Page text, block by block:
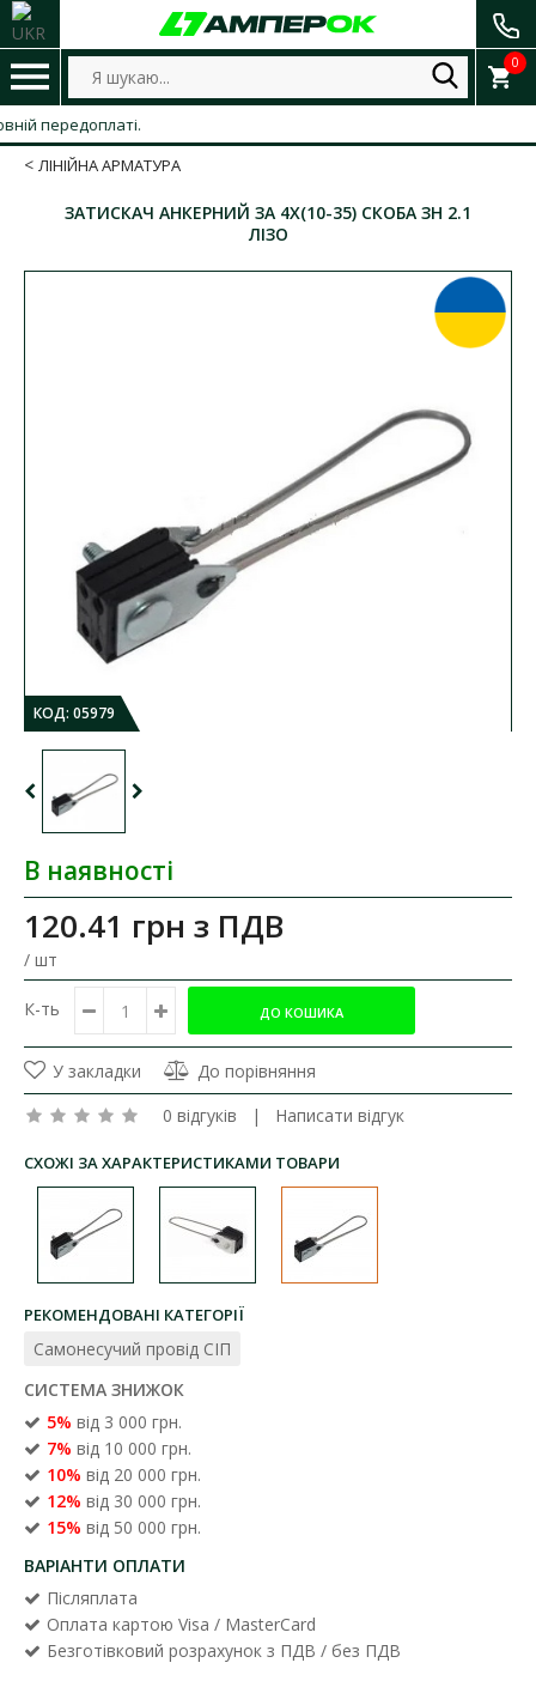
0
ЛІНІЙНА АРМАТУРА
ЗАТИСКАЧ АНКЕРНИЙ ЗА 4Х(10-35) СКОБА ЗН 2.1
ЛІЗО
КОД: 05979
В наявності
120.41 грн з ПДВ
/ шт
К-ть
У закладки
До порівняння
0 відгуків | Написати відгук
СХОЖІ ЗА ХАРАКТЕРИСТИКАМИ ТОВАРИ
РЕКОМЕНДОВАНІ КАТЕГОРІЇ
Самонесучий провід СІП
СИСТЕМА ЗНИЖОК
5% від 3 000 грн.
7% від 10 000 грн.
10% від 20 000 грн.
12% від 30 000 грн.
15% від 50 000 грн.
ВАРІАНТИ ОПЛАТИ
Післяплата
Оплата картою Visa / MasterCard
Безготівковий розрахунок з ПДВ / без ПДВ